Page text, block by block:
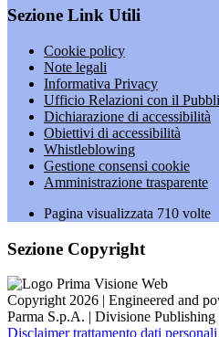
Sezione Link Utili
Cookie policy
Note legali
Informativa Privacy
Ufficio Relazioni con il
Dichiarazione di accessibilità
Obiettivi di accessibilità
Whistleblowing
Gestione consensi cookie
Amministrazione trasparente
Pagina visualizzata 710 volte
Sezione Copyright
Copyright 2026 | Engineered and
Parma S.p.A. | Divisione
Disclaimer trattamento dati personali